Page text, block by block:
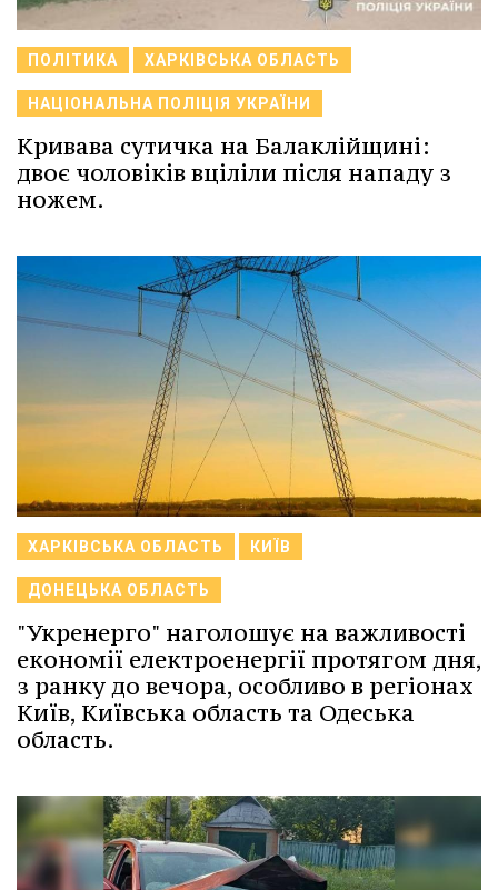
ПОЛІТИКА ХАРКІВСЬКА ОБЛАСТЬ
НАЦІОНАЛЬНА ПОЛІЦІЯ УКРАЇНИ
Кривава сутичка на Балаклійщині:
двоє чоловіків вціліли після нападу з
ножем.
ХАРКІВСЬКА ОБЛАСТЬ КИЇВ
ДОНЕЦЬКА ОБЛАСТЬ
"Укренерго" наголошує на важливості
економії електроенергії протягом дня,
з ранку до вечора, особливо в регіонах
Київ, Київська область та Одеська
область.